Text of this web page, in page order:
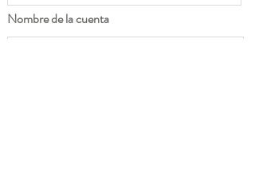
Nombre de la cuenta